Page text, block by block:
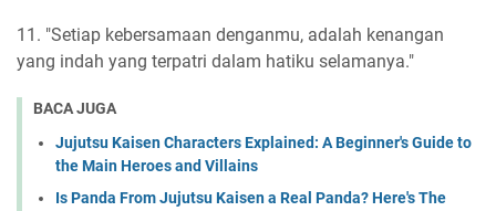
11. "Setiap kebersamaan denganmu, adalah kenangan
yang indah yang terpatri dalam hatiku selamanya."
BACA JUGA
Jujutsu Kaisen Characters Explained: A Beginner's Guide to
the Main Heroes and Villains
Is Panda From Jujutsu Kaisen a Real Panda? Here's The